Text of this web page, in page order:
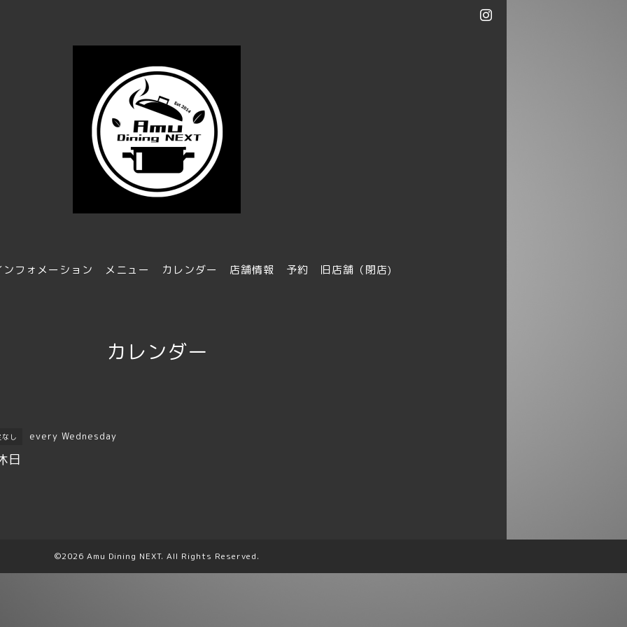
ンフォメーション メニュー カレンダー 店舗情報 予約 旧店舗（閉店)
カレンダー
し every Wednesday
日
©2026 Amu Dining NEXT. All Rights Reserved.